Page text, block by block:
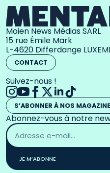
Moien News Médias SARL
15 rue Émile Mark
L-4620 Differdange
CONTACT
Suivez-nous !
S’ABONNER À NOS
Abonnez-vous à notre
Adresse
email
*
JE M’ABONNE